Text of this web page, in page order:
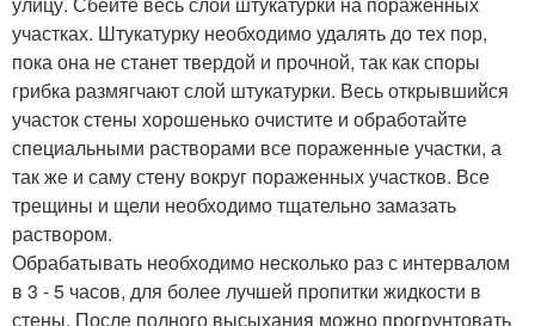
участках. Штукатурку необходимо удалять до тех пор,
пока она не станет твердой и прочной, так как споры
грибка размягчают слой штукатурки. Весь открывшийся
участок стены хорошенько очистите и обработайте
специальными растворами все пораженные участки, а
так же и саму стену вокруг пораженных участков. Все
трещины и щели необходимо тщательно замазать
раствором.
Обрабатывать необходимо несколько раз с интервалом
в 3 - 5 часов, для более лучшей пропитки жидкости в
стены. После полного высыхания можно прогрунтовать